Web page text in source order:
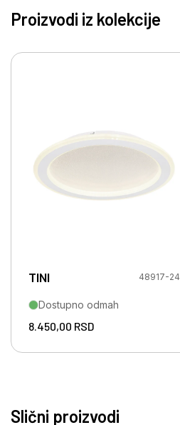
Proizvodi iz kolekcije
TINI 48917-24
Dostupno odmah
8.450,00 RSD
Slični proizvodi